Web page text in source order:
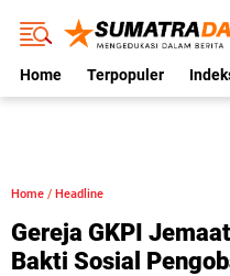
Home Terpopuler
Home / Headline
Gereja GKPI
Bakti Sosial